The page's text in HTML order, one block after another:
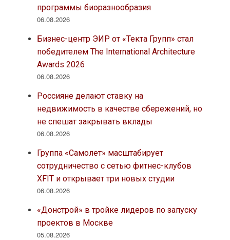
программы биоразнообразия
06.08.2026
Бизнес-центр ЭИР от «Текта Групп» стал
победителем The International Architecture
Awards 2026
06.08.2026
Россияне делают ставку на
недвижимость в качестве сбережений, но
не спешат закрывать вклады
06.08.2026
Группа «Самолет» масштабирует
сотрудничество с сетью фитнес-клубов
XFIT и открывает три новых студии
06.08.2026
«Донстрой» в тройке лидеров по запуску
проектов в Москве
05.08.2026